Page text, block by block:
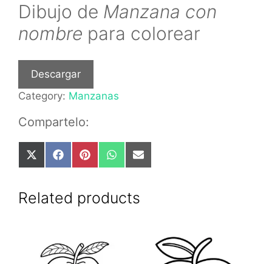
Dibujo de Manzana con
nombre para colorear
Descargar
Category: Manzanas
Compartelo:
Share
on
(Twitter)
Share
on
Share
on
Share
on
Share
on
Related products